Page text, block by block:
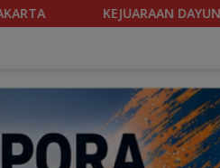
EVENT 2026 DIGELAR,